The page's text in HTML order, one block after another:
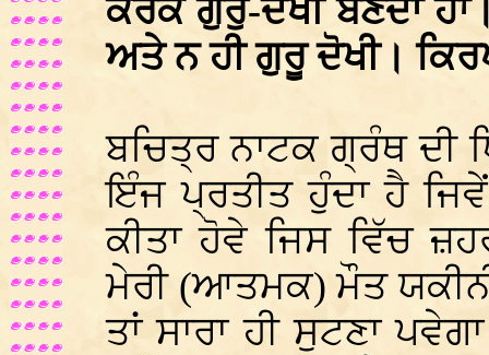
ਕਰਕੇ ਗੁਰੁ-ਦੋਖੀ ਬਣਦਾ
ਅਤੇ ਨ ਹੀ ਗੁਰੂ ਦੋਖੀ।
ਬਚਿਤ੍ਰ ਨਾਟਕ ਗ੍ਰੰਥ ਦੀ
ਇੰਜ ਪ੍ਰਤੀਤ ਹੁੰਦਾ ਹੈ
ਕੀਤਾ ਹੋਵੇ ਜਿਸ ਵਿੱਚ
ਮੇਰੀ (ਆਤਮਕ) ਮੌਤ
ਤਾਂ ਸਾਰਾ ਹੀ ਸੁਟਣਾ